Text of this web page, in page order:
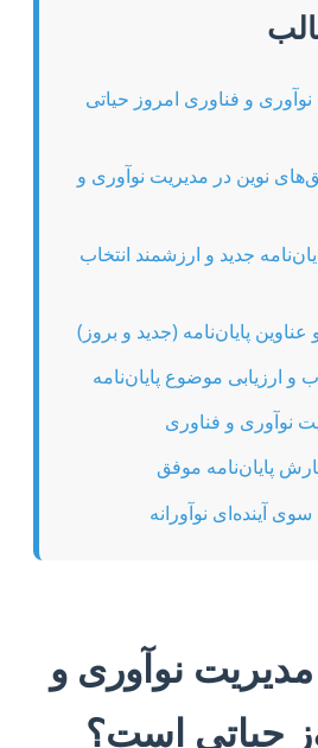
و فناوری امروز حیاتی
نوین در مدیریت نوآوری و
جدید و ارزشمند انتخاب
پایان‌نامه (جدید و بروز)
و ارزیابی موضوع پایان‌نامه
نوآوری و فناوری
پایان‌نامه موفق
آینده‌ای نوآورانه
نوآوری و
حیاتی است؟